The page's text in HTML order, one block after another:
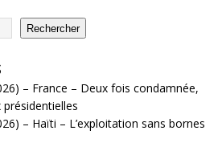
Rechercher
– France – Deux fois condamnée,
– Haïti – L’exploitation sans bornes